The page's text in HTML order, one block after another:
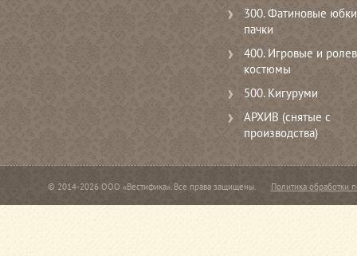
300. Фатиновые
пачки
400. Игровые и
костюмы
500. Кигуруми
АРХИВ (снятые с
производства)
© 2014-2026 ООО «Вестифика». Все права защищены. Политика обработки